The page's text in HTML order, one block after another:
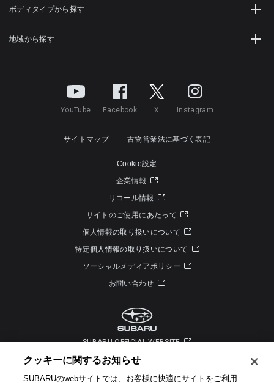
ボディタイプから探す
地域から探す
YouTube Facebook X Instagram
サイトマップ 古物営業法に基づく表記
Cookie設定
企業情報
リコール情報
サイトのご使用にあたって
個人情報の取り扱いについて
特定個人情報の取り扱いについて
ソーシャルメディアポリシー
お問い合わせ
SUBARU OFFICIAL WEBSITE
クッキーに関するお知らせ​
SUBARUのwebサイトでは、お客様に快適にサイトをご利用